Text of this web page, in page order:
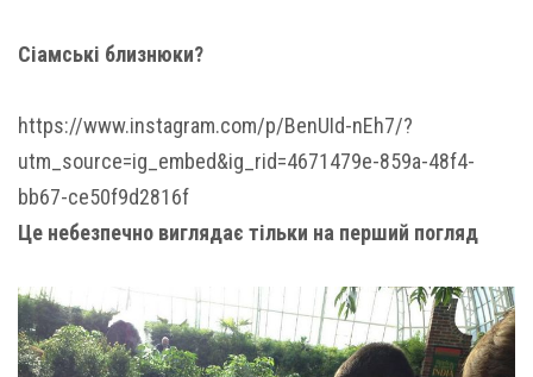
Сіамські близнюки?
https://www.instagram.com/p/BenUId-nEh7/?
utm_source=ig_embed&ig_rid=4671479e-859a-48f4-
bb67-ce50f9d2816f
Це небезпечно виглядає тільки на перший погляд